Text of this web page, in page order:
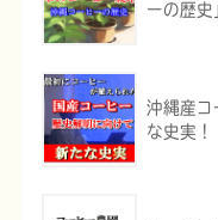
ーの歴史
沖縄産コ
な史実！